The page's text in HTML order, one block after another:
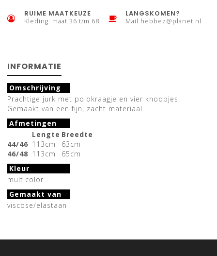
RUIME MAATKEUZE
Kleding: maat 36 t/m 68
LANGSKOMEN?
Mail hebbez@planet.nl
INFORMATIE
Omschrijving
Prachtige jurk met polokraagje en vier knoopjes.
Gemaakt van een fijn, zacht materiaal.
Afmetingen
Lengte Breedte
44/46 113cm
63cm
46/48 113cm
65cm
Kleur
multicolor
Gemaakt van
viscose/elastaan